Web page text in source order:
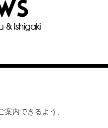
内できるよう、